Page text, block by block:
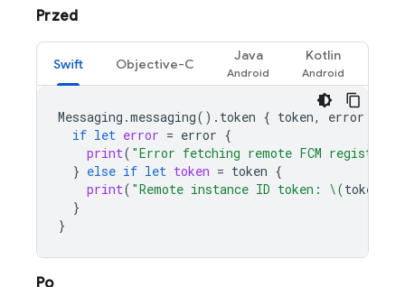
Przed
Swift Objective-C
Java Kotlin
Messaging .messaging(). token { token, error
if let error = error {
print( "Error fetching remote FCM
} else if let token = token {
print( "Remote instance ID token: \(token
}
}
Po